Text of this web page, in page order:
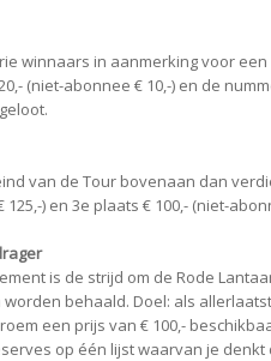
winnaars in aanmerking voor
(niet-abonnee € 10,-) en de
van de Tour bovenaan dan
) en 3e plaats € 100,- (niet-
is de strijd om de Rode
behaald. Doel: als
een prijs van € 100,-
op één lijst waarvan je